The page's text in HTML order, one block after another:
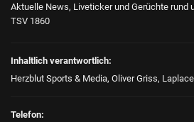
Aktuelle News, Liveticker und Gerüchte rund
TSV 1860
Inhaltlich verantwortlich:
Herzblut Sports & Media, Oliver Griss,
Telefon: